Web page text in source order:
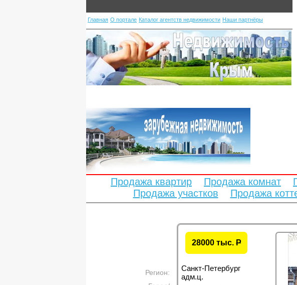
Главная О портале Каталог агентств недвижимости Наши партнёры
Продажа квартир Продажа комнат
Продажа участков
Продажа
28000 тыс. P
Регион:
Санкт-Петербург
адм.ц.